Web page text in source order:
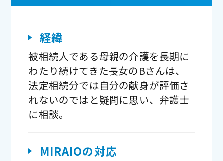
経緯
被相続人である母親の介護を長期に
わたり続けてきた長女のBさんは、
法定相続分では自分の献身が評価さ
れないのではと疑問に思い、弁護士
に相談。
MIRAIOの対応